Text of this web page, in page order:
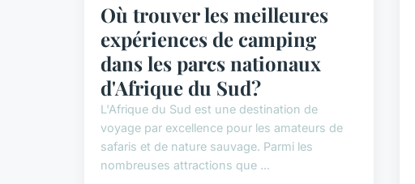
Où trouver les meilleures
expériences de camping
dans les parcs nationaux
d'Afrique du Sud?
L'Afrique du Sud est une destination de
voyage par excellence pour les amateurs de
safaris et de nature sauvage. Parmi les
nombreuses attractions que ...